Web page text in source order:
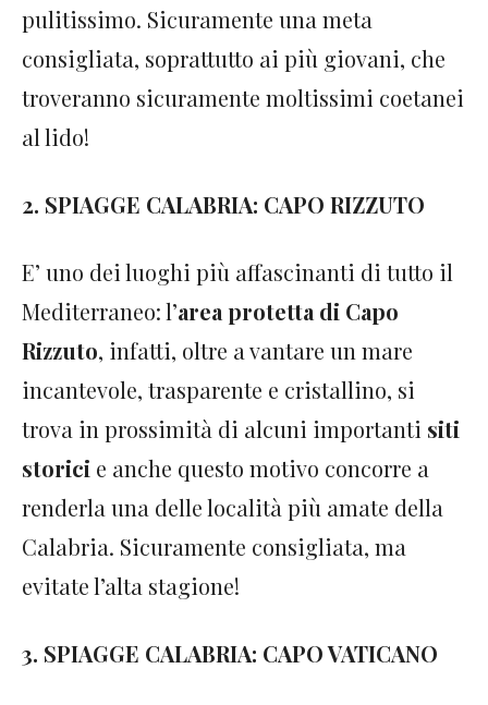
pulitissimo. Sicuramente una meta
consigliata, soprattutto ai più giovani, che
troveranno sicuramente moltissimi coetanei
al lido!
2. SPIAGGE CALABRIA: CAPO RIZZUTO
E’ uno dei luoghi più affascinanti di tutto il
Mediterraneo: l’area protetta di Capo
Rizzuto, infatti, oltre a vantare un mare
incantevole, trasparente e cristallino, si
trova in prossimità di alcuni importanti siti
storici e anche questo motivo concorre a
renderla una delle località più amate della
Calabria. Sicuramente consigliata, ma
evitate l’alta stagione!
3. SPIAGGE CALABRIA: CAPO VATICANO